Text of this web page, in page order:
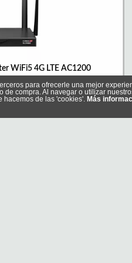
WiFi5 4G LTE AC1200
para ofrecerle una mejor
de compra. Al navegar o utilizar
hacemos de las 'cookies'. Más